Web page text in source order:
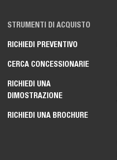
STRUMENTI DI ACQUISTO
RICHIEDI PREVENTIVO
CERCA CONCESSIONARIE
RICHIEDI UNA
DIMOSTRAZIONE
RICHIEDI UNA BROCHURE